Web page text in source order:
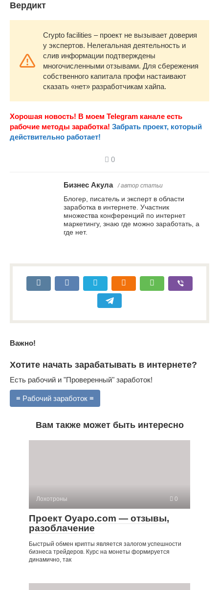
Вердикт
Crypto facilities – проект не вызывает доверия
у экспертов. Нелегальная деятельность и
слив информации подтверждены
многочисленными отзывами. Для сбережения
собственного капитала профи настаивают
сказать «нет» разработчикам хайпа.
Хорошая новость! В моем Telegram канале есть
рабочие методы заработка! Забрать проект, который
действительно работает!
0
Бизнес Акула / автор статьи
Блогер, писатель и эксперт в области
заработка в интернете. Участник
множества конференций по интернет
маркетингу, знаю где можно заработать, а
где нет.
Важно!
Хотите начать зарабатывать в интернете?
Есть рабочий и "Проверенный" заработок!
≡ Рабочий заработок ≡
Вам также может быть интересно
Лохотроны 0
Проект Oyapo.com — отзывы,
разоблачение
Быстрый обмен крипты является залогом успешности
бизнеса трейдеров. Курс на монеты формируется
динамично, так